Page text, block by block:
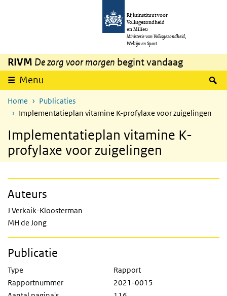
Overslaan en naar de inhoud gaan
Rijksinstituut voor
Volksgezondheid
en Milieu
Ministerie van Volksgezondheid,
Welzijn en Sport
RIVM De zorg voor morgen begint vandaag
Menu
Home
Publicaties
Implementatieplan vitamine K-profylaxe voor zuigelingen
Implementatieplan vitamine K-
profylaxe voor zuigelingen
Auteurs
J Verkaik-Kloosterman
MH de Jong
Publicatie
Type
Rapport
Rapportnummer
2021-0015